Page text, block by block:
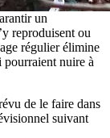
un
reproduisent ou
régulier élimine
pourraient nuire à
de le faire dans
suivant